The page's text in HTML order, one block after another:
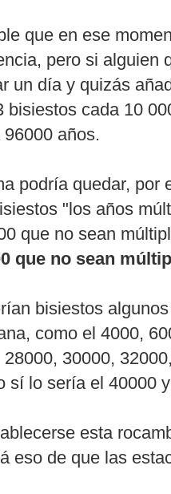
que en ese
pero si alguien
un día y quizás
bisiestos cada 10
años.
podría quedar, por
"los años
que no sean
que no sean
bisiestos
como el 4000,
30000,
sí lo sería el 40000
esta
eso de que las